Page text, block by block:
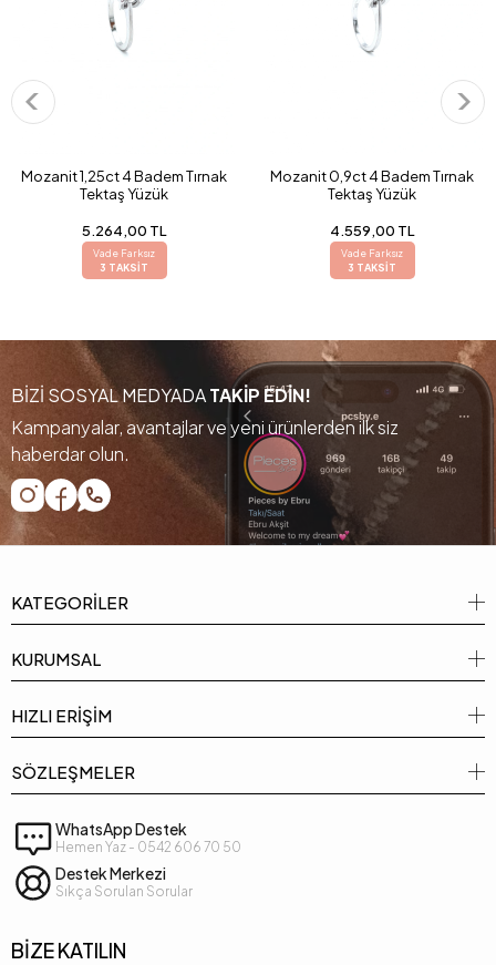
Mozanit 1,25ct 4 Badem Tırnak
Tektaş Yüzük
5.264,00 TL
Vade Farksız
3 TAKSİT
Mozanit 0,9ct 4 Badem Tırnak
Tektaş Yüzük
4.559,00 TL
Vade Farksız
3 TAKSİT
BİZİ SOSYAL MEDYADATAKİP EDİN!
Kampanyalar, avantajlar ve yeni ürünlerden ilk siz
haberdar olun.
KATEGORİLER
KURUMSAL
HIZLI ERİŞİM
SÖZLEŞMELER
WhatsApp Destek
Hemen Yaz - 0542 606 70 50
Destek Merkezi
Sıkça Sorulan Sorular
BİZE KATILIN